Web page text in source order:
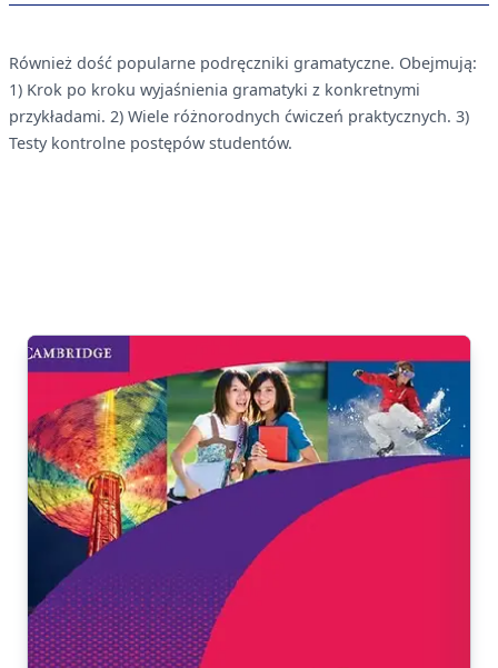
Również dość popularne podręczniki gramatyczne. Obejmują:
1) Krok po kroku wyjaśnienia gramatyki z konkretnymi
przykładami. 2) Wiele różnorodnych ćwiczeń praktycznych. 3)
Testy kontrolne postępów studentów.